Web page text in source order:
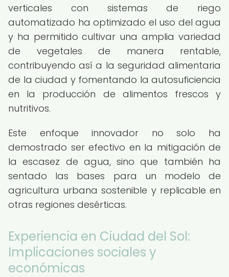
verticales con sistemas de riego
automatizado ha optimizado el uso del agua
y ha permitido cultivar una amplia variedad
de vegetales de manera rentable,
contribuyendo así a la seguridad alimentaria
de la ciudad y fomentando la autosuficiencia
en la producción de alimentos frescos y
nutritivos.
Este enfoque innovador no solo ha
demostrado ser efectivo en la mitigación de
la escasez de agua, sino que también ha
sentado las bases para un modelo de
agricultura urbana sostenible y replicable en
otras regiones desérticas.
Experiencia en Ciudad del Sol:
Implicaciones sociales y
económicas